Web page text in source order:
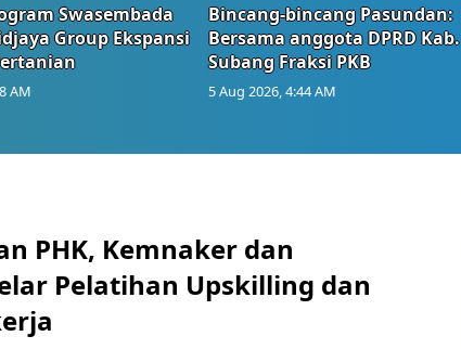
Swasembada
Group Ekspansi
AM
Bincang-bincang Pasundan:
Bersama anggota DPRD Kab.
Subang Fraksi PKB
5 Aug 2026, 4:44 AM
PHK, Kemnaker dan
Pelatihan Upskilling dan